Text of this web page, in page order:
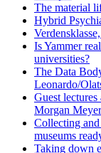
The material
Hybrid
Is Yammer
universities?
The Data
Leonardo/
Guest
Morgan
Collecting
museums
Taking down